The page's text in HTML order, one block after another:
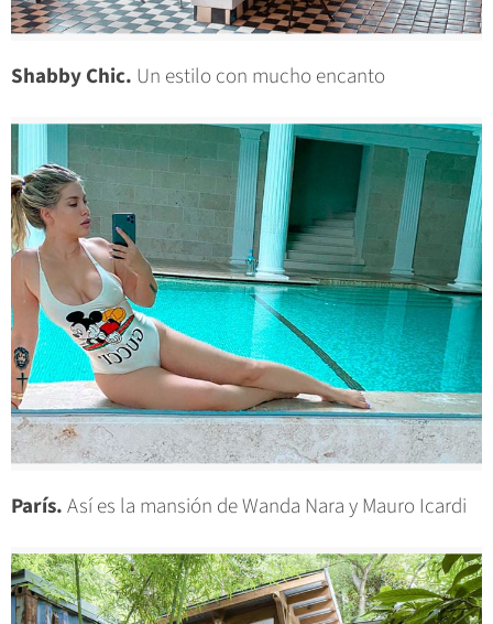
Shabby Chic. Un estilo con mucho encanto
París.Así es la mansión de Wanda Nara y Mauro Icardi